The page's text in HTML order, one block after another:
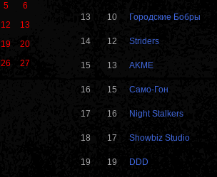
5
6
12
13
19
20
26
27
13 10 Городские Бобры
14 12 Striders
15 13 AKME
16 15 Само-Гон
17 16 Night Stalkers
18 17 Showbiz Studio
19 19 DDD